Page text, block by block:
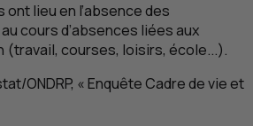
lieu en l’absence des
cours d’absences liées aux
(travail, courses, loisirs, école...).
ONDRP, « Enquête Cadre de vie et